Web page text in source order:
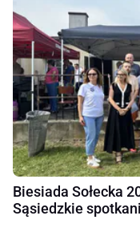
Biesiada Sołecka
Sąsiedzkie